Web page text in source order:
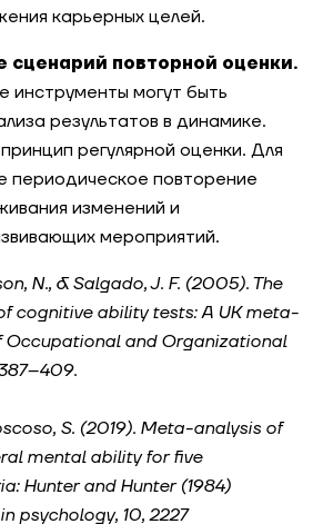
карьерных целей.
сценарий повторной оценки.
инструменты могут быть
результатов в динамике.
регулярной оценки. Для
периодическое повторение
изменений и
мероприятий.
N., & Salgado, J. F. (2005). The
cognitive ability tests: A UK meta-
Occupational and Organizational
S. (2019). Meta-analysis of
mental ability for five
Hunter and Hunter (1984)
psychology, 10, 2227